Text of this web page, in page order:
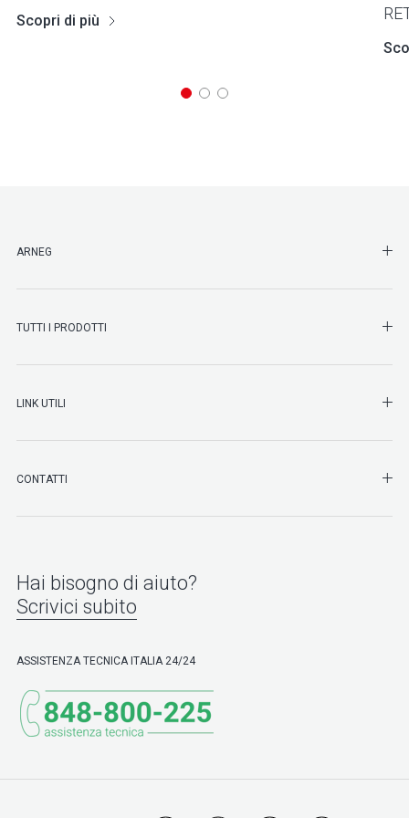
Scopri di più
ARNEG
TUTTI I PRODOTTI
LINK UTILI
CONTATTI
Hai bisogno di aiuto?
Scrivici subito
ASSISTENZA TECNICA ITALIA 24/24